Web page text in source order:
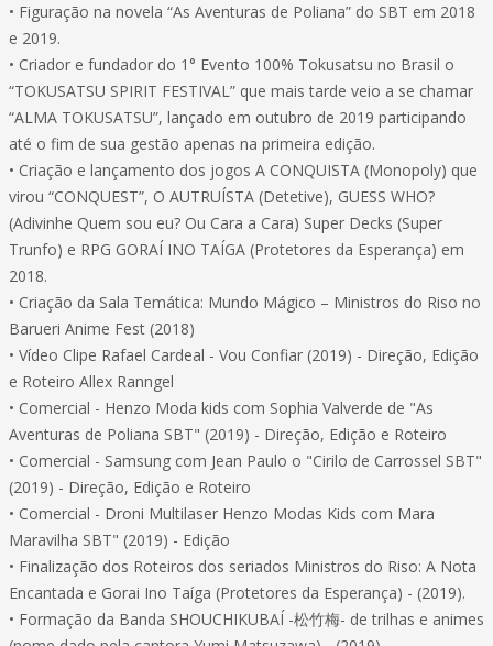
• Figuração na novela “As Aventuras de Poliana” do SBT em 2018
e 2019.
• Criador e fundador do 1° Evento 100% Tokusatsu no Brasil o
“TOKUSATSU SPIRIT FESTIVAL” que mais tarde veio a se chamar
“ALMA TOKUSATSU”, lançado em outubro de 2019 participando
até o fim de sua gestão apenas na primeira edição.
• Criação e lançamento dos jogos A CONQUISTA (Monopoly) que
virou “CONQUEST”, O AUTRUÍSTA (Detetive), GUESS WHO?
(Adivinhe Quem sou eu? Ou Cara a Cara) Super Decks (Super
Trunfo) e RPG GORAÍ INO TAÍGA (Protetores da Esperança) em
2018.
• Criação da Sala Temática: Mundo Mágico – Ministros do Riso no
Barueri Anime Fest (2018)
• Vídeo Clipe Rafael Cardeal - Vou Confiar (2019) - Direção, Edição
e Roteiro Allex Ranngel
• Comercial - Henzo Moda kids com Sophia Valverde de "As
Aventuras de Poliana SBT" (2019) - Direção, Edição e Roteiro
• Comercial - Samsung com Jean Paulo o "Cirilo de Carrossel SBT"
(2019) - Direção, Edição e Roteiro
• Comercial - Droni Multilaser Henzo Modas Kids com Mara
Maravilha SBT" (2019) - Edição
• Finalização dos Roteiros dos seriados Ministros do Riso: A Nota
Encantada e Gorai Ino Taíga (Protetores da Esperança) - (2019).
• Formação da Banda SHOUCHIKUBAÍ -松竹梅- de trilhas e animes